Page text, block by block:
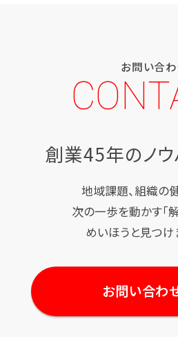
お問い合
創業45年のノ
地域課題、組織の
次の一歩を動かす「
めいほうと見つけ
お問い合わ